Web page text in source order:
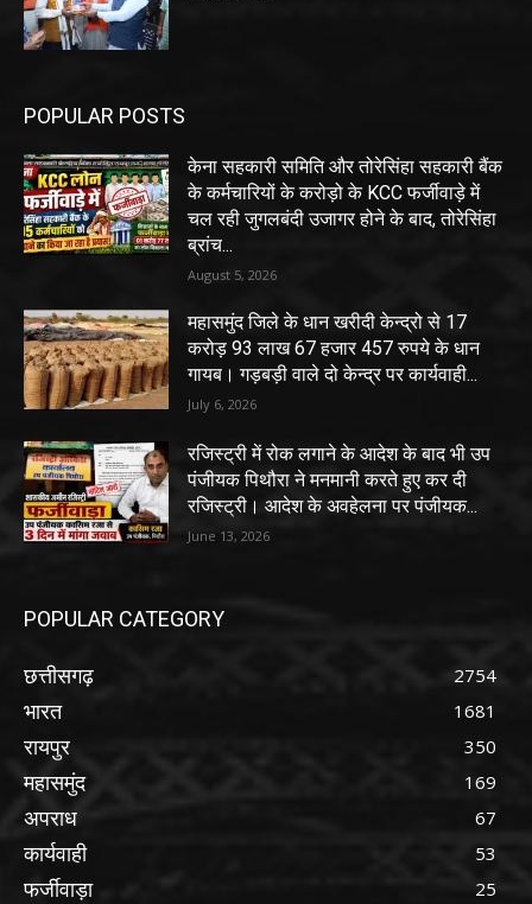
POPULAR POSTS
केना सहकारी समिति और तोरेसिंहा सहकारी बैंक
के कर्मचारियों के करोड़ो के KCC फर्जीवाड़े में
चल रही जुगलबंदी उजागर होने के बाद, तोरेसिंहा
ब्रांच...
August 5, 2026
महासमुंद जिले के धान खरीदी केन्द्रो से 17
करोड़ 93 लाख 67 हजार 457 रुपये के धान
गायब। गड़बड़ी वाले दो केन्द्र पर कार्यवाही...
July 6, 2026
रजिस्ट्री में रोक लगाने के आदेश के बाद भी उप
पंजीयक पिथौरा ने मनमानी करते हुए कर दी
रजिस्ट्री। आदेश के अवहेलना पर पंजीयक...
June 13, 2026
POPULAR CATEGORY
छत्तीसगढ़ 2754
भारत 1681
रायपुर 350
महासमुंद 169
अपराध 67
कार्यवाही 53
फर्जीवाड़ा 25